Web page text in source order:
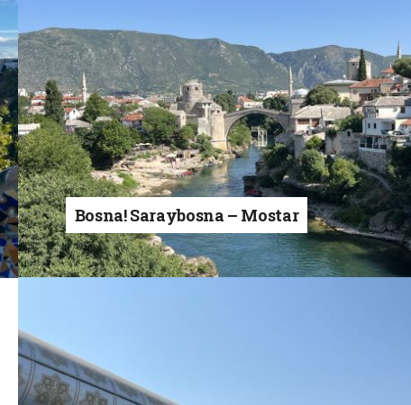
Bosna! Saraybosna – Mostar